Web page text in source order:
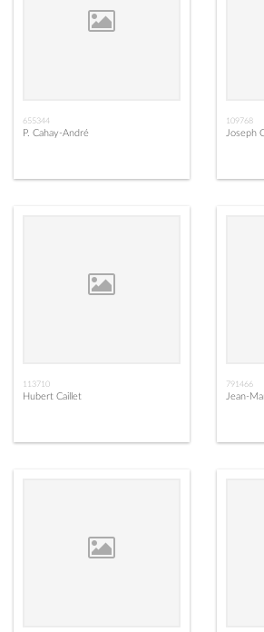
655344
P. Cahay-André
109768
Joseph
113710
Hubert Caillet
791466
Jean-